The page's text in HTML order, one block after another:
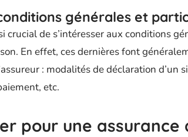
générales et
crucial de s’intéresser aux conditions
En effet, ces dernières font
: modalités de déclaration d’un
etc.
pour une assurance